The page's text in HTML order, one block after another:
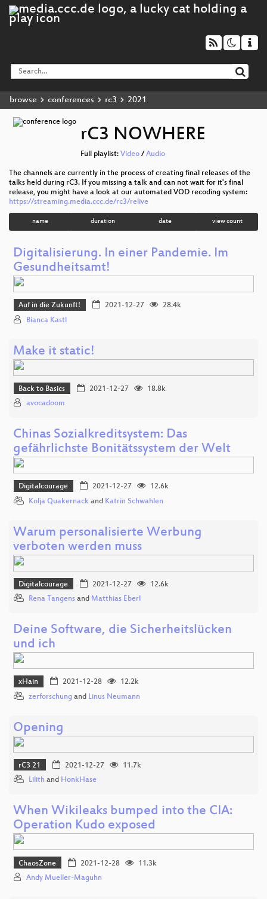
browse conferences rc3 2021
rC3 NOWHERE
Full playlist: Video / Audio
The channels are currently in the process of creating final releases of the
talks held during rC3. If you missing a talk and can not wait for it's final
release, you might have a look at our automated VOD recoding system:
https://streaming.media.ccc.de/rc3/relive
name duration date view count
Digitalisierung. In einer Pandemie. Im
Gesundheitsamt!
Auf in die Zukunft! 2021-12-27
28.4k
Bianca Kastl
Make it static!
Back to Basics 2021-12-27
18.8k
avocadoom
Chinas Sozialkreditsystem: Das
gefährlichste Bonitätssystem der Welt
Digitalcourage 2021-12-27
12.6k
Kolja Quakernack and Katrin Schwahlen
Warum personalisierte Werbung
verboten werden muss
Digitalcourage 2021-12-27
12.6k
Rena Tangens and Matthias Eberl
Deine Software, die Sicherheitslücken
und ich
xHain 2021-12-28
12.2k
zerforschung and Linus Neumann
Opening
rC3 21 2021-12-27
11.7k
Lilith and HonkHase
When Wikileaks bumped into the CIA:
Operation Kudo exposed
ChaosZone 2021-12-28
11.3k
Andy Mueller-Maguhn